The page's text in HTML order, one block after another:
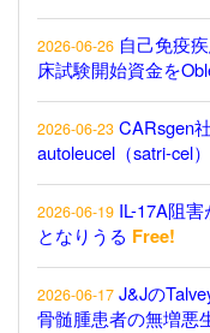
2026-06-26 自己免疫
床試験開始資金を
2026-06-23 CARsgen
autoleucel（satri-cel
2026-06-19 IL-17A阻
となりうる Free!
2026-06-17 J&Jの
骨髄腫患者の無増悪